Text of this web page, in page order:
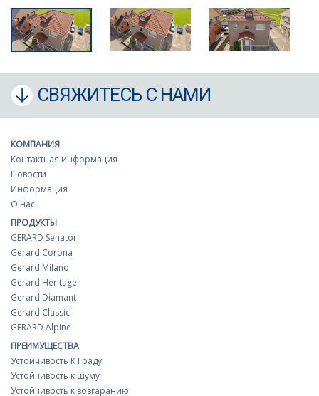
СВЯЖИТЕСЬ С НАМИ
КОМПАНИЯ
Контактная информация
Новости
Информация
О нас
ПРОДУКТЫ
GERARD Senator
Gerard Corona
Gerard Milano
Gerard Heritage
Gerard Diamant
Gerard Classic
GERARD Alpine
ПРЕИМУЩЕСТВА
Устойчивость К Граду
Устойчивость к шуму
Устойчивость к возгаранию